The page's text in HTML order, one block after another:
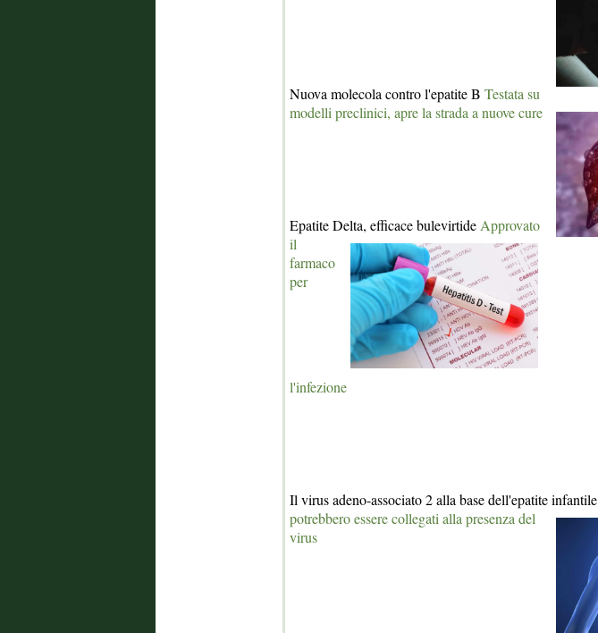
Nuova molecola contro l'epatite B Testata su
modelli preclinici, apre la strada a nuove cure
Epatite Delta, efficace bulevirtide Approvato
il
farmaco
per
l'infezione
Il virus adeno-associato 2 alla base dell'epatite infantile
potrebbero essere collegati alla presenza del
virus